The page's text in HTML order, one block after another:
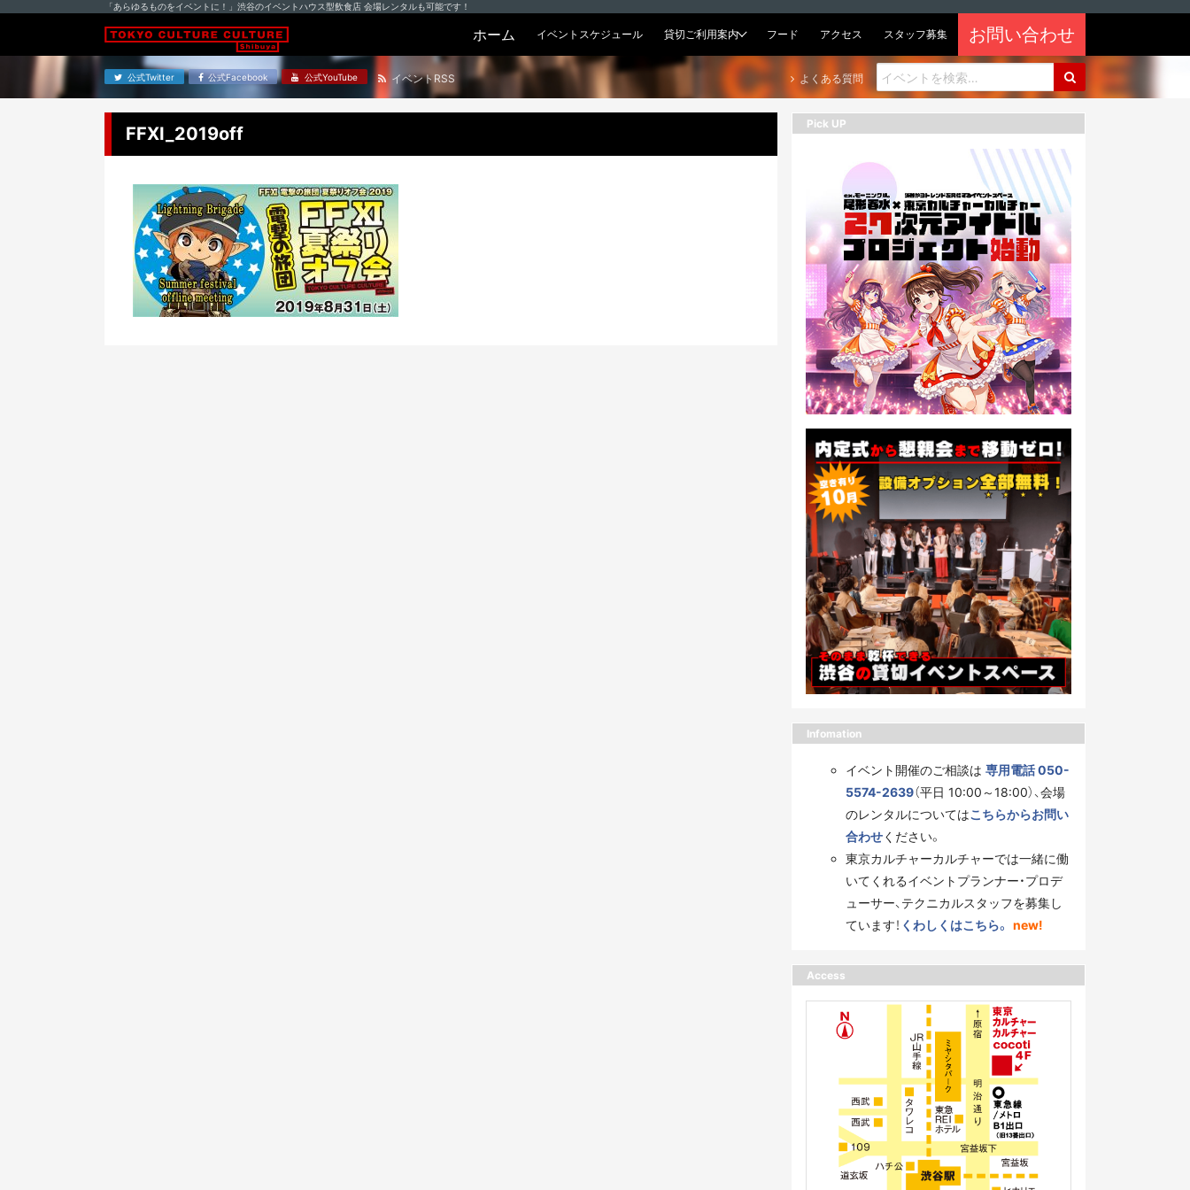
「あらゆるものをイベントに！」渋谷のイベントハウス型飲食店 会場レンタルも可能です！
ホーム イベントスケジュール 貸切ご利用案内 フード アクセス スタッフ募集 お問い合わせ
公式Twitter 公式Facebook 公式YouTube イベントRSS よくある質問
FFXI_2019off Pick UP
Infomation
イベント開催のご相談は 専用電話 050-
5574-2639（平日 10:00～18:00）、会場
のレンタルについてはこちらからお問い
合わせください。
東京カルチャーカルチャーでは一緒に働
いてくれるイベントプランナー・プロデ
ューサー、テクニカルスタッフを募集し
ています！ くわしくはこちら。 new!
Access